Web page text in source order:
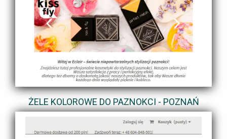
ŻELE KOLOROWE DO PAZNOKCI - POZNAŃ